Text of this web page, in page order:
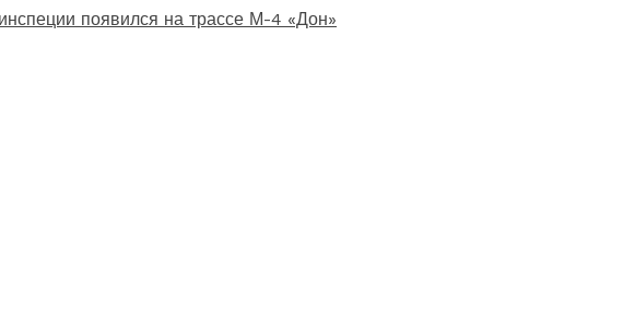
появился на трассе М-4 «Дон»